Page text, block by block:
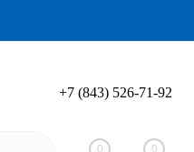
Вход Регистрация
+7 (843) 526-71-92
0 0